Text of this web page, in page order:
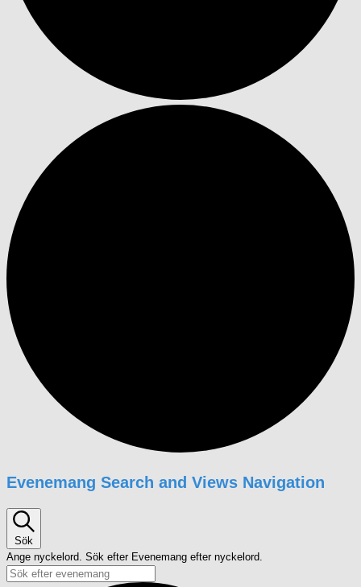
Evenemang
Evenemang Search and Views Navigation
Sök
Ange nyckelord. Sök efter Evenemang efter nyckelord.